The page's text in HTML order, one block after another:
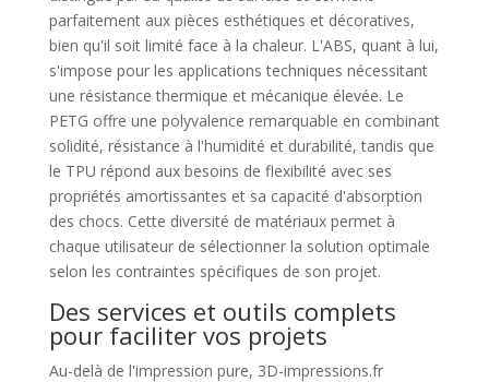
parfaitement aux pièces esthétiques et décoratives,
bien qu'il soit limité face à la chaleur. L'ABS, quant à lui,
s'impose pour les applications techniques nécessitant
une résistance thermique et mécanique élevée. Le
PETG offre une polyvalence remarquable en combinant
solidité, résistance à l'humidité et durabilité, tandis que
le TPU répond aux besoins de flexibilité avec ses
propriétés amortissantes et sa capacité d'absorption
des chocs. Cette diversité de matériaux permet à
chaque utilisateur de sélectionner la solution optimale
selon les contraintes spécifiques de son projet.
Des services et outils complets
pour faciliter vos projets
Au-delà de l'impression pure, 3D-impressions.fr